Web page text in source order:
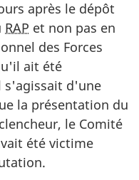
après le dépôt
RAP et non pas en
des Forces
ait été
s'agissait d'une
la présentation du
le Comité
été victime